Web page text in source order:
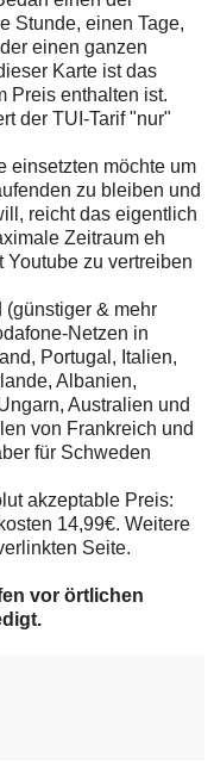
Stunde, einen Tage,
einen ganzen
Karte ist das
Preis enthalten ist.
der TUI-Tarif "nur"
einsetzten möchte um
zu bleiben und
reicht das eigentlich
Zeitraum eh
Youtube zu vertreiben
(günstiger & mehr
Netzen in
Portugal, Italien,
Albanien,
Australien und
von Frankreich und
für Schweden
akzeptable Preis:
14,99€. Weitere
Seite.
vor örtlichen